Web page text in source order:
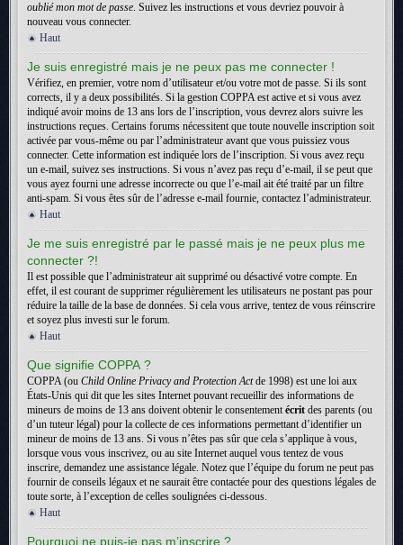
oublié mon mot de passe. Suivez les instructions et vous devriez pouvoir à
nouveau vous connecter.
Haut
Je suis enregistré mais je ne peux pas me connecter !
Vérifiez, en premier, votre nom d’utilisateur et/ou votre mot de passe. Si ils sont
corrects, il y a deux possibilités. Si la gestion COPPA est active et si vous avez
indiqué avoir moins de 13 ans lors de l’inscription, vous devrez alors suivre les
instructions reçues. Certains forums nécessitent que toute nouvelle inscription soit
activée par vous-même ou par l’administrateur avant que vous puissiez vous
connecter. Cette information est indiquée lors de l’inscription. Si vous avez reçu
un e-mail, suivez ses instructions. Si vous n’avez pas reçu d’e-mail, il se peut que
vous ayez fourni une adresse incorrecte ou que l’e-mail ait été traité par un filtre
anti-spam. Si vous êtes sûr de l’adresse e-mail fournie, contactez l’administrateur.
Haut
Je me suis enregistré par le passé mais je ne peux plus me
connecter ?!
Il est possible que l’administrateur ait supprimé ou désactivé votre compte. En
effet, il est courant de supprimer régulièrement les utilisateurs ne postant pas pour
réduire la taille de la base de données. Si cela vous arrive, tentez de vous réinscrire
et soyez plus investi sur le forum.
Haut
Que signifie COPPA ?
COPPA (ou Child Online Privacy and Protection Actde 1998) est une loi aux
États-Unis qui dit que les sites Internet pouvant recueillir des informations de
mineurs de moins de 13 ans doivent obtenir le consentementécrit des parents (ou
d’un tuteur légal) pour la collecte de ces informations permettant d’identifier un
mineur de moins de 13 ans. Si vous n’êtes pas sûr que cela s’applique à vous,
lorsque vous vous inscrivez, ou au site Internet auquel vous tentez de vous
inscrire, demandez une assistance légale. Notez que l’équipe du forum ne peut pas
fournir de conseils légaux et ne saurait être contactée pour des questions légales de
toute sorte, à l’exception de celles soulignées ci-dessous.
Haut
Pourquoi ne puis-je pas m’inscrire ?